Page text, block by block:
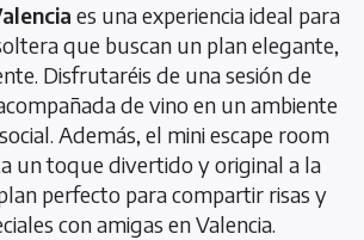
es una experiencia ideal para
que buscan un plan elegante,
Disfrutaréis de una sesión de
de vino en un ambiente
Además, el mini escape room
un toque divertido y original a la
perfecto para compartir risas y
con amigas en Valencia.